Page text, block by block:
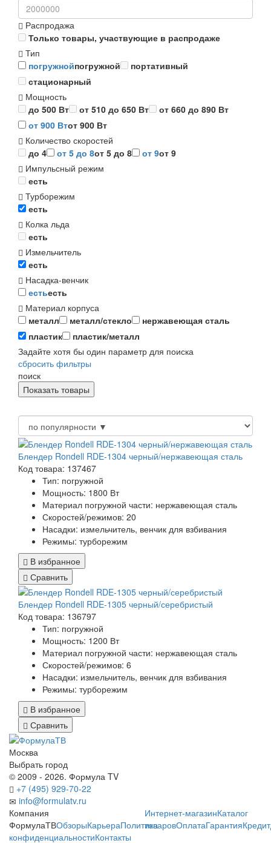
Распродажа
Только товары, участвующие в распродаже
Тип
погружнойпогружной
портативный
стационарный
Мощность
до 500 Вт
от 510 до 650 Вт
от 660 до 890 Вт
от 900 Втот 900 Вт
Количество скоростей
до 4
от 5 до 8от 5 до 8 от 9от 9
Импульсный режим
есть
Турборежим
есть
Колка льда
есть
Измельчитель
есть
Насадка-венчик
естьесть
Материал корпуса
металл
металл/стекло
нержавеющая сталь
пластик
пластик/металл
Задайте хотя бы один параметр для поиска
сбросить фильтры
поиск
Блендер Rondell RDE-1304 черный/нержавеющая сталь
Код товара: 137467
Тип: погружной
Мощность: 1800 Вт
Материал погружной части: нержавеющая сталь
Скоростей/режимов: 20
Насадки: измельчитель, венчик для взбивания
Режимы: турборежим
В избранное
Сравнить
Блендер Rondell RDE-1305 черный/серебристый
Код товара: 136797
Тип: погружной
Мощность: 1200 Вт
Материал погружной части: нержавеющая сталь
Скоростей/режимов: 6
Насадки: измельчитель, венчик для взбивания
Режимы: турборежим
В избранное
Сравнить
Москва
Выбрать город
© 2009 - 2026. Формула TV
+7 (495) 929-70-22
info@formulatv.ru
Компания
ФормулаТВОбзорыКарьераПолитика
конфиденциальностиКонтакты
Интернет-магазинКаталог
товаровОплатаГарантияКредит